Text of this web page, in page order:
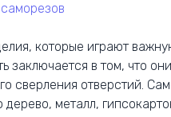
которые играют
заключается в том, что
сверления отверстий.
металл,